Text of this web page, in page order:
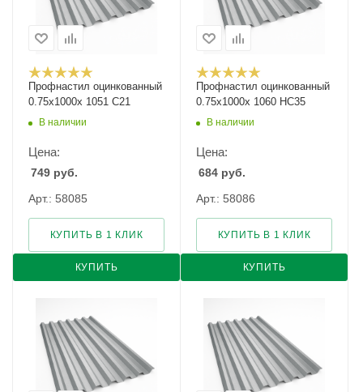
Профнастил оцинкованный
0.75х1000х 1051 С21
В наличии
Цена:
749 руб.
Арт.: 58085
КУПИТЬ
КУПИТЬ В 1 КЛИК
Профнастил оцинкованный
0.75х1000х 1060 НС35
В наличии
Цена:
684 руб.
Арт.: 58086
КУПИТЬ
КУПИТЬ В 1 КЛИК